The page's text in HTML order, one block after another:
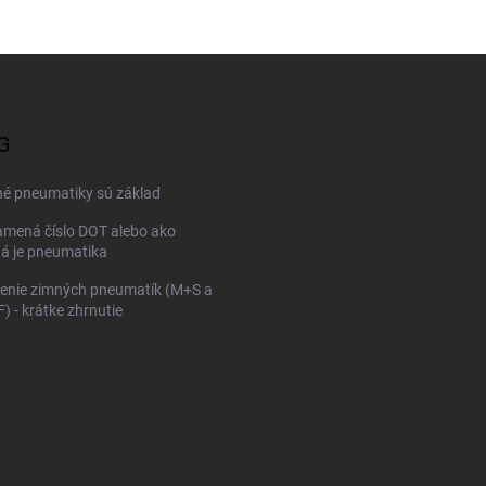
pneumatiky sú základ
číslo DOT alebo ako
je pneumatika
zimných pneumatík (M+S a
- krátke zhrnutie